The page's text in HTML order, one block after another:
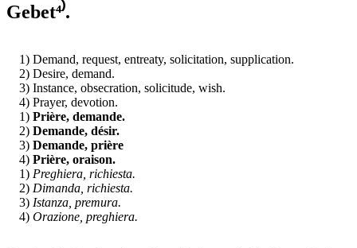
Gebet⁴⁾.
1) Demand, request, entreaty, solicitation, supplication.
2) Desire, demand.
3) Instance, obsecration, solicitude, wish.
4) Prayer, devotion.
1) Prière, demande.
2) Demande, désir.
3) Demande, prière
4) Prière, oraison.
1) Preghiera, richiesta.
2) Dimanda, richiesta.
3) Istanza, premura.
4) Orazione, preghiera.